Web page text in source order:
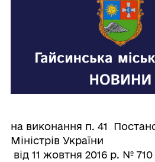
на виконання п. 41
Міністрів України
від 11 жовтня 2016 р. №